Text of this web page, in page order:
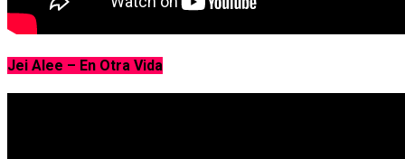
Jei Alee – En Otra Vida